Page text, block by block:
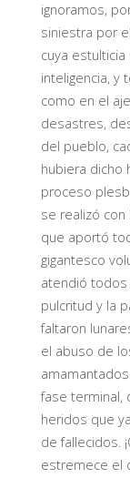
ignoramos,
siniestra por
cuya
inteligencia, y
como en el
desastres,
del pueblo,
hubiera dicho
proceso
se realizó con
que aportó
gigantesco
atendió todos
pulcritud y la
faltaron
el abuso de
fase terminal,
heridos que
de fallecidos.
estremece el